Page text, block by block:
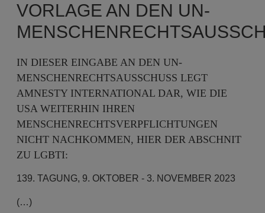
VORLAGE AN DEN UN-
IN DIESER EINGABE AN DEN UN-
MENSCHENRECHTSAUSSCHUSS LEGT
AMNESTY INTERNATIONAL DAR, WIE DIE
USA WEITERHIN IHREN
MENSCHENRECHTSVERPFLICHTUNGEN
NICHT NACHKOMMEN, HIER DER ABSCHNIT
ZU LGBTI:
139. TAGUNG, 9. OKTOBER - 3. NOVEMBER 2023
(…)